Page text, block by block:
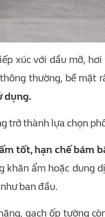
xúc với dầu mỡ,
thường, bề mặt
dụng.
trở thành lựa chọn
tốt, hạn chế bám
khăn ẩm hoặc dung
ban đầu.
gạch ốp tường